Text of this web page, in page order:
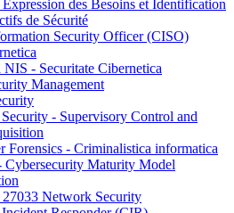
des Besoins et Identification
de Sécurité
Security Officer (CISO)
- Securitate Cibernetica
Management
- Supervisory Control and
Forensics - Criminalistica informatica
Maturity Model
Network Security